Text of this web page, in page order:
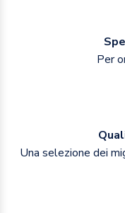
Per
Una selezione dei